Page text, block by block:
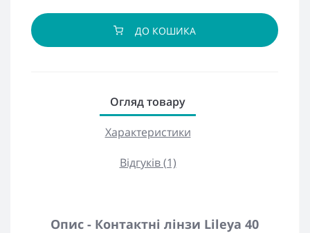
ДО КОШИКА
Огляд товару
Характеристики
Відгуків (1)
Опис - Контактні лінзи Lileya 40